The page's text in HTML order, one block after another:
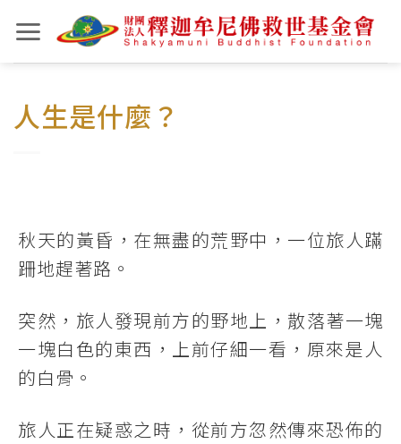
to
content
人生是什麼？
秋天的黃昏，在無盡的荒野中，一位旅人蹣
跚地趕著路。
突然，旅人發現前方的野地上，散落著一塊
一塊白色的東西，上前仔細一看，原來是人
的白骨。
旅人正在疑惑之時，從前方忽然傳來恐佈的